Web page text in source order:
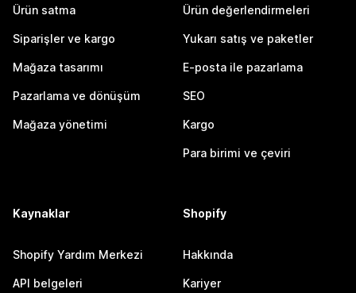
Ürün satma
Siparişler ve kargo
Mağaza tasarımı
Pazarlama ve dönüşüm
Mağaza yönetimi
Ürün değerlendirmeleri
Yukarı satış ve paketler
E-posta ile pazarlama
SEO
Kargo
Para birimi ve çeviri
Kaynaklar
Shopify Yardım Merkezi
API belgeleri
Shopify
Hakkında
Kariyer